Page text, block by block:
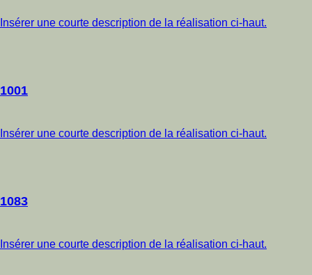
Insérer une courte description de la réalisation ci-haut.
1001
Insérer une courte description de la réalisation ci-haut.
1083
Insérer une courte description de la réalisation ci-haut.